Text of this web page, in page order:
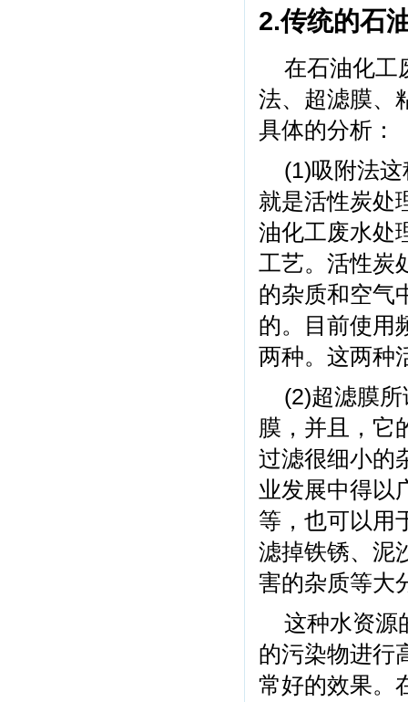
2.传统的石
在石油化工
法、超滤膜、
具体的分析：
(1)吸附法
就是活性炭处
油化工废水处
工艺。活性炭
的杂质和空气
的。目前使用
两种。这两种
(2)超滤膜
膜，并且，它
过滤很细小的
业发展中得以
等，也可以用
滤掉铁锈、泥
害的杂质等大
这种水资源
的污染物进行
常好的效果。